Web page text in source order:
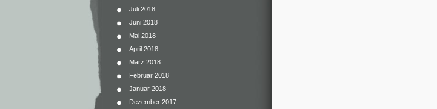
Juli 2018
Juni 2018
Mai 2018
April 2018
März 2018
Februar 2018
Januar 2018
Dezember 2017